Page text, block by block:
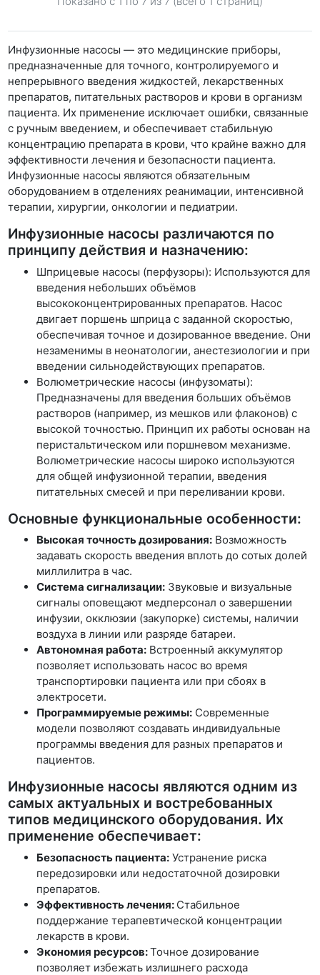
Инфузионные насосы — это медицинские приборы,
предназначенные для точного, контролируемого и
непрерывного введения жидкостей, лекарственных
препаратов, питательных растворов и крови в организм
пациента. Их применение исключает ошибки, связанные
с ручным введением, и обеспечивает стабильную
концентрацию препарата в крови, что крайне важно для
эффективности лечения и безопасности пациента.
Инфузионные насосы являются обязательным
оборудованием в отделениях реанимации, интенсивной
терапии, хирургии, онкологии и педиатрии.
Инфузионные насосы различаются по
принципу действия и назначению:
Шприцевые насосы (перфузоры): Используются для
введения небольших объёмов
высококонцентрированных препаратов. Насос
двигает поршень шприца с заданной скоростью,
обеспечивая точное и дозированное введение. Они
незаменимы в неонатологии, анестезиологии и при
введении сильнодействующих препаратов.
Волюметрические насосы (инфузоматы):
Предназначены для введения больших объёмов
растворов (например, из мешков или флаконов) с
высокой точностью. Принцип их работы основан на
перистальтическом или поршневом механизме.
Волюметрические насосы широко используются
для общей инфузионной терапии, введения
питательных смесей и при переливании крови.
Основные функциональные особенности:
Высокая точность дозирования: Возможность
задавать скорость введения вплоть до сотых долей
миллилитра в час.
Система сигнализации: Звуковые и визуальные
сигналы оповещают медперсонал о завершении
инфузии, окклюзии (закупорке) системы, наличии
воздуха в линии или разряде батареи.
Автономная работа: Встроенный аккумулятор
позволяет использовать насос во время
транспортировки пациента или при сбоях в
электросети.
Программируемые режимы: Современные
модели позволяют создавать индивидуальные
программы введения для разных препаратов и
пациентов.
Инфузионные насосы являются одним из
самых актуальных и востребованных
типов медицинского оборудования. Их
применение обеспечивает:
Безопасность пациента: Устранение риска
передозировки или недостаточной дозировки
препаратов.
Эффективность лечения: Стабильное
поддержание терапевтической концентрации
лекарств в крови.
Экономия ресурсов:Точное дозирование
позволяет избежать излишнего расхода